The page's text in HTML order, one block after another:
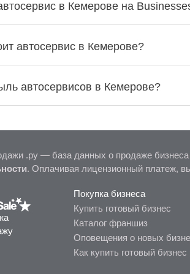
в Кемерове на
автосервис в Кемерове?
автосервисов в Кемерове?
.ру — база данных о продаже
. Оплачивая лицензионный платеж,
Покупка бизнеса
Купить готовый бизнес
Каталог франшиз
Оповещения о новых
Как купить готовый бизнес